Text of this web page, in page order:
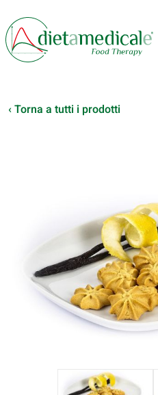
‹ Torna a tutti i prodotti